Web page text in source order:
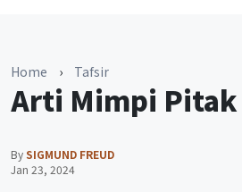
Home › Tafsir
Arti Mimpi Pitak
BySIGMUND FREUD
Jan 23, 2024